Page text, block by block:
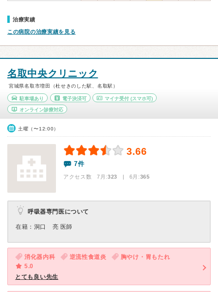
治療実績
この病院の治療実績を見る
名取中央クリニック
宮城県名取市増田（杜せきのした駅、名取駅）
駐車場あり 電子決済可 マイナ受付 (スマホ可)
オンライン診療対応
土曜（〜12:00）
3.66
7件
アクセス数 7月:323 | 6月:365
呼吸器専門医について
在籍：洞口 亮 医師
消化器内科 逆流性食道炎
胸やけ・胃もたれ
5.0
とても良い先生